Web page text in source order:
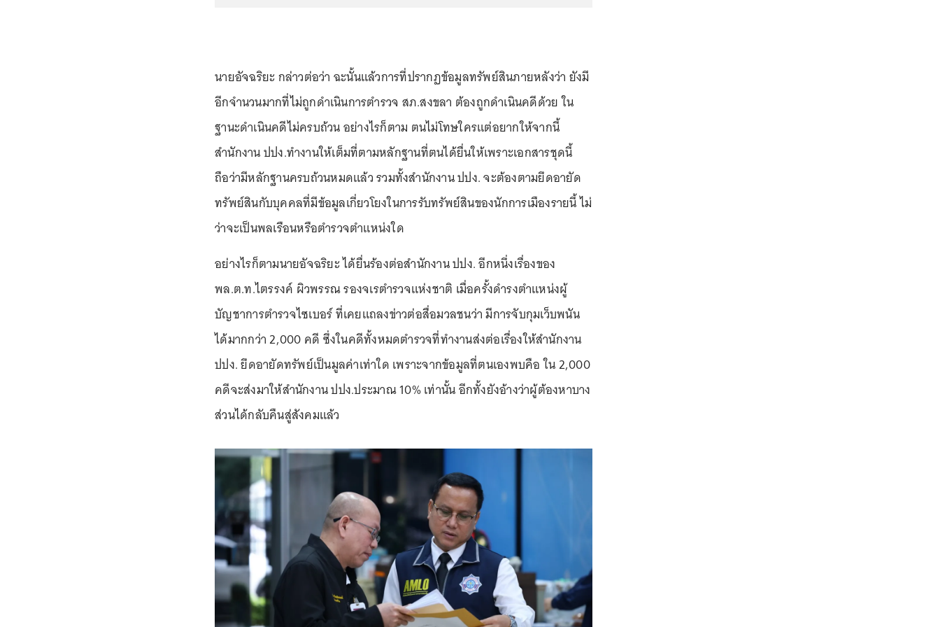
นายอัจฉริยะ กล่าวต่อว่า ฉะนั้นแล้วการที่ปรากฏข้อมูลทรัพย์สินภายหลังว่า ยังมี
อีกจำนวนมากที่ไม่ถูกดำเนินการตำรวจ สภ.สงขลา ต้องถูกดำเนินคดีด้วย ใน
ฐานะดำเนินคดีไม่ครบถ้วน อย่างไรก็ตาม ตนไม่โทษใครแต่อยากให้จากนี้
สำนักงาน ปปง.ทำงานให้เต็มที่ตามหลักฐานที่ตนได้ยื่นให้เพราะเอกสารชุดนี้
ถือว่ามีหลักฐานครบถ้วนหมดแล้ว รวมทั้งสำนักงาน ปปง. จะต้องตามยึดอายัด
ทรัพย์สินกับบุคคลที่มีข้อมูลเกี่ยวโยงในการรับทรัพย์สินของนักการเมืองรายนี้ ไม่
ว่าจะเป็นพลเรือนหรือตำรวจตำแหน่งใด
อย่างไรก็ตามนายอัจฉริยะ ได้ยื่นร้องต่อสำนักงาน ปปง. อีกหนึ่งเรื่องของ
พล.ต.ท.ไตรรงค์ ผิวพรรณ รองจเรตำรวจแห่งชาติ เมื่อครั้งดำรงตำแหน่งผู้
บัญชาการตำรวจไซเบอร์ ที่เคยแถลงข่าวต่อสื่อมวลชนว่า มีการจับกุมเว็บพนัน
ได้มากกว่า 2,000 คดี ซึ่งในคดีทั้งหมดตำรวจที่ทำงานส่งต่อเรื่องให้สำนักงาน
ปปง. ยึดอายัดทรัพย์เป็นมูลค่าเท่าใด เพราะจากข้อมูลที่ตนเองพบคือ ใน 2,000
คดีจะส่งมาให้สำนักงาน ปปง.ประมาณ 10% เท่านั้น อีกทั้งยังอ้างว่าผู้ต้องหาบาง
ส่วนได้กลับคืนสู่สังคมแล้ว